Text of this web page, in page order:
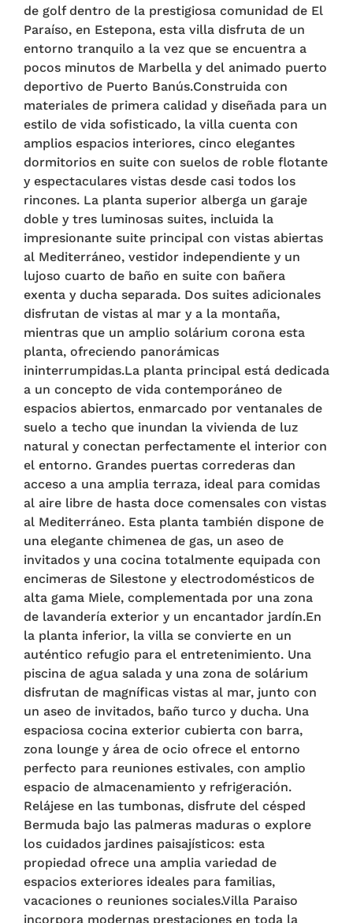
de golf dentro de la prestigiosa comunidad de El
Paraíso, en Estepona, esta villa disfruta de un
entorno tranquilo a la vez que se encuentra a
pocos minutos de Marbella y del animado puerto
deportivo de Puerto Banús.Construida con
materiales de primera calidad y diseñada para un
estilo de vida sofisticado, la villa cuenta con
amplios espacios interiores, cinco elegantes
dormitorios en suite con suelos de roble flotante
y espectaculares vistas desde casi todos los
rincones. La planta superior alberga un garaje
doble y tres luminosas suites, incluida la
impresionante suite principal con vistas abiertas
al Mediterráneo, vestidor independiente y un
lujoso cuarto de baño en suite con bañera
exenta y ducha separada. Dos suites adicionales
disfrutan de vistas al mar y a la montaña,
mientras que un amplio solárium corona esta
planta, ofreciendo panorámicas
ininterrumpidas.La planta principal está dedicada
a un concepto de vida contemporáneo de
espacios abiertos, enmarcado por ventanales de
suelo a techo que inundan la vivienda de luz
natural y conectan perfectamente el interior con
el entorno. Grandes puertas correderas dan
acceso a una amplia terraza, ideal para comidas
al aire libre de hasta doce comensales con vistas
al Mediterráneo. Esta planta también dispone de
una elegante chimenea de gas, un aseo de
invitados y una cocina totalmente equipada con
encimeras de Silestone y electrodomésticos de
alta gama Miele, complementada por una zona
de lavandería exterior y un encantador jardín.En
la planta inferior, la villa se convierte en un
auténtico refugio para el entretenimiento. Una
piscina de agua salada y una zona de solárium
disfrutan de magníficas vistas al mar, junto con
un aseo de invitados, baño turco y ducha. Una
espaciosa cocina exterior cubierta con barra,
zona lounge y área de ocio ofrece el entorno
perfecto para reuniones estivales, con amplio
espacio de almacenamiento y refrigeración.
Relájese en las tumbonas, disfrute del césped
Bermuda bajo las palmeras maduras o explore
los cuidados jardines paisajísticos: esta
propiedad ofrece una amplia variedad de
espacios exteriores ideales para familias,
vacaciones o reuniones sociales.Villa Paraiso
incorpora modernas prestaciones en toda la